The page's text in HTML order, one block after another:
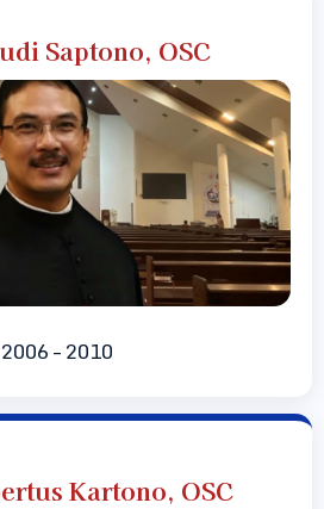
Saptono, OSC
2006 – 2010
Kartono, OSC